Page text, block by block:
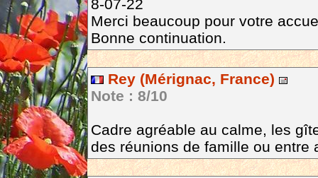
8-07-22
Merci beaucoup pour votre
Bonne continuation.
Rey (Mérignac, France)
Note : 8/10
Cadre agréable au calme, les
des réunions de famille ou entre